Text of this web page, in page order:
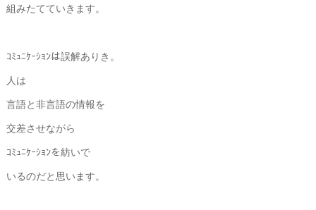
組みたてていきます。
ｺﾐｭﾆｹｰｼｮﾝは誤解ありき。
人は
言語と非言語の情報を
交差させながら
ｺﾐｭﾆｹｰｼｮﾝを紡いで
いるのだと思います。